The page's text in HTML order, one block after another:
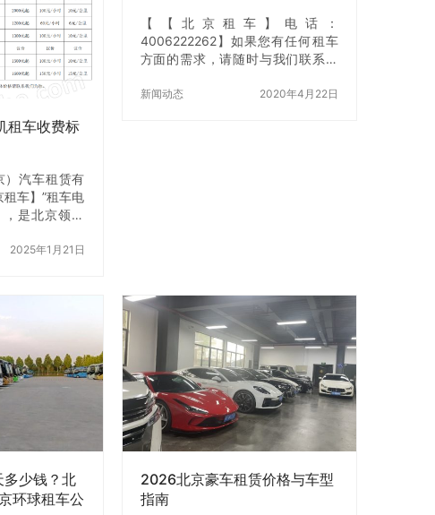
租车收费标
）汽车租赁有
车】”租车电
是北京领先
机构、事业单
上的理念取
并与我们建
，【北京租
信赖。业务范
、企业、团体
服务；2.会
会议、大中
；3.商务代
旅游客户提
2025年1月21日
【【北京租车】电话：
4006222262】如果您有任何租车
方面的需求，请随时与我们联系，
车型和司机，您的满意就是我们的
车，还会聊天。我们…
新闻动态 2020年4月22日
少钱？北
环球租车公
2026北京豪车租赁价格与车型
指南